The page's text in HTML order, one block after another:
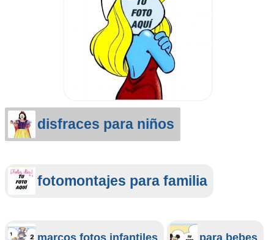
disfraces para niños
fotomontajes para familia
marcos fotos infantiles para bebes